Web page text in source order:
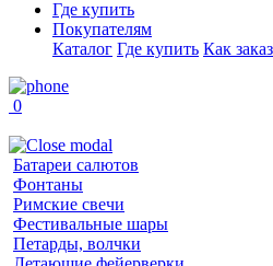
Где купить
Покупателям
Каталог Где купить Как
0
Батареи салютов
Фонтаны
Римские свечи
Фестивальные шары
Петарды, волчки